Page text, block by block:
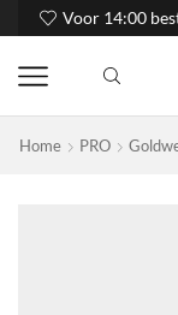
Voor 14:00
Home PRO